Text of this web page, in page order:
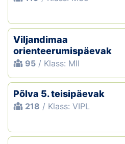
Viljandimaa
orienteerumispäevak
95 / Klass: MII
Põlva 5. teisipäevak
218 / Klass: VIPL